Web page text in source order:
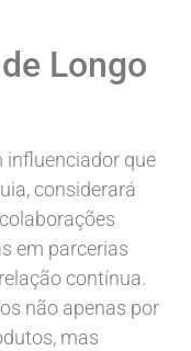
Longo
influenciador que
considerará
em parcerias
contínua.
não apenas por
mas